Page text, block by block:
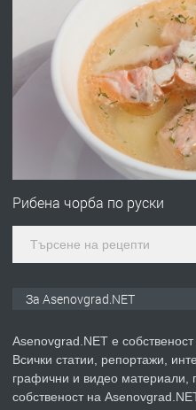
ПРЕДЛАГА
за
Дава
ПРЕДЛАГА
Рибена чорба по руски
За Asenovgrad.NET
Asenovgrad.NET е
Всички статии, репортажи,
графични и видео материали,
собственост на